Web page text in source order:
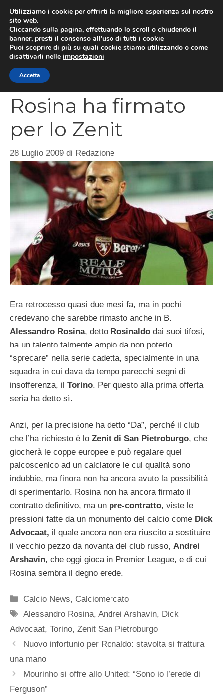
contenuto
Rosina ha firmato
per lo Zenit
28 Luglio 2009 di Redazione
Era retrocesso quasi due mesi fa, ma in pochi
credevano che sarebbe rimasto anche in B.
Alessandro Rosina, detto Rosinaldo dai suoi tifosi,
ha un talento talmente ampio da non poterlo
“sprecare” nella serie cadetta, specialmente in una
squadra in cui dava da tempo parecchi segni di
insofferenza, il Torino. Per questo alla prima offerta
seria ha detto sì.
Anzi, per la precisione ha detto “Da”, perché il club
che l’ha richiesto è lo Zenit di San Pietroburgo, che
giocherà le coppe europee e può regalare quel
palcoscenico ad un calciatore le cui qualità sono
indubbie, ma finora non ha ancora avuto la possibilità
di sperimentarlo. Rosina non ha ancora firmato il
contratto definitivo, ma un pre-contratto, viste le
pressioni fatte da un monumento del calcio come Dick
Advocaat, il quale ancora non era riuscito a sostituire
il vecchio pezzo da novanta del club russo, Andrei
Arshavin, che oggi gioca in Premier League, e di cui
Rosina sembra il degno erede.
Categorie
Calcio News, Calciomercato
Tag
Alessandro Rosina,Andrei Arshavin, Dick
Advocaat, Torino, Zenit San Pietroburgo
Nuovo infortunio per Ronaldo: stavolta si frattura
una mano
Mourinho si offre allo United: “Sono io l’erede di
Ferguson”
Utilizziamo i cookie per offrirti la migliore esperienza sul nostro
sito web.
Cliccando sulla pagina, effettuando lo scroll o chiudendo il
banner, presti il consenso all’uso di tutti i cookie
Puoi scoprire di più su quali cookie stiamo utilizzando o come
disattivarli nelle impostazioni
Accetta